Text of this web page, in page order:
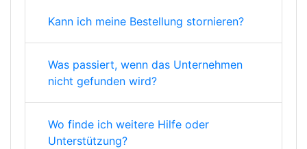
Kann ich meine Bestellung stornieren?
Was passiert, wenn das Unternehmen
nicht gefunden wird?
Wo finde ich weitere Hilfe oder
Unterstützung?